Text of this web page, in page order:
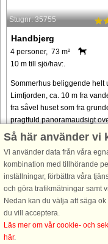
Stugnr: 35755
Handbjerg
4 personer, 73 m²
10 m till sjö/hav:.
Sommerhus beliggende helt
Limfjorden, ca. 10 m fra
fra såvel huset som fra
pragtfuld panoramaudsigt
vandet. Køkkenet er udstyret
kogeplader, ...
från 4.789 SEK
Så här använder vi
Vi använder data från våra
kombination med tillhörande
inställningar, förbättra våra
och göra trafikmätningar samt
Nedan kan du välja att säga
du vill acceptera.
Läs mer om vår cookie- och
här.